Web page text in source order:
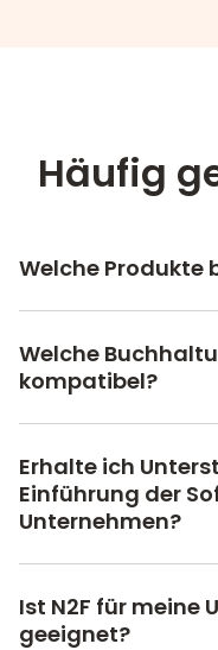
Häufig
Welche Produkte
Welche
kompatibel?
Erhalte ich
Einführung der
Unternehmen?
Ist N2F für meine
geeignet?